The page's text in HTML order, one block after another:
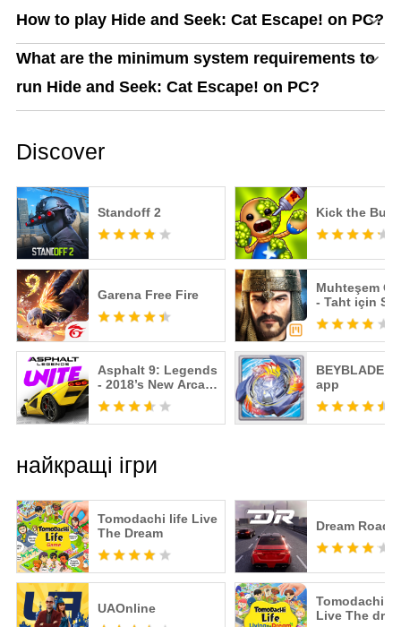
How to play Hide and Seek: Cat Escape! on PC?
What are the minimum system requirements to
run Hide and Seek: Cat Escape! on PC?
Discover
Standoff 2 Kick the
Garena Free Fire
Muhteşem
- Taht için
Savaşı
Asphalt 9: Legends
- 2018’s New Arcade
Racing Game
BEYBLADE
app
найкращі ігри
Tomodachi life Live
The Dream
UAOnline
Dream Road:
Tomodachi
Live The